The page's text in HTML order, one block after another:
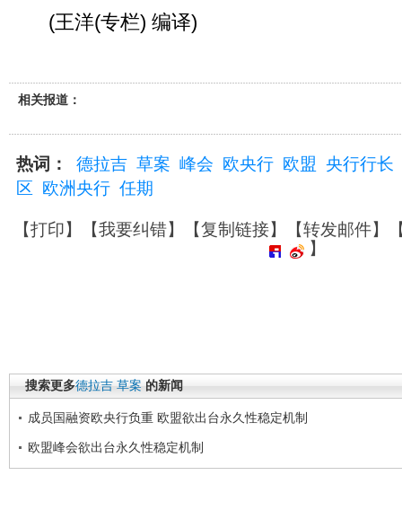
(王洋(专栏) 编译)
相关报道：
热词： 德拉吉 草案 峰会 欧央行 欧盟 央行行长
区 欧洲央行 任期
【打印】【我要纠错】【复制链接】【转发邮件】
】
搜索更多德拉吉 草案 的新闻
成员国融资欧央行负重 欧盟欲出台永久性稳定机制
欧盟峰会欲出台永久性稳定机制